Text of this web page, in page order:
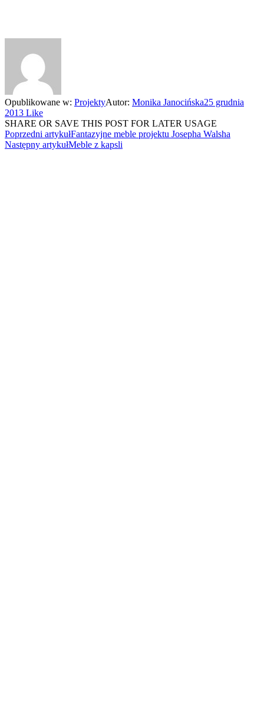
Opublikowane w: ProjektyAutor: Monika Janocińska25 grudnia
2013 Like
SHARE OR SAVE THIS POST FOR LATER USAGE
Poprzedni artykułFantazyjne meble projektu Josepha Walsha
Następny artykułMeble z kapsli